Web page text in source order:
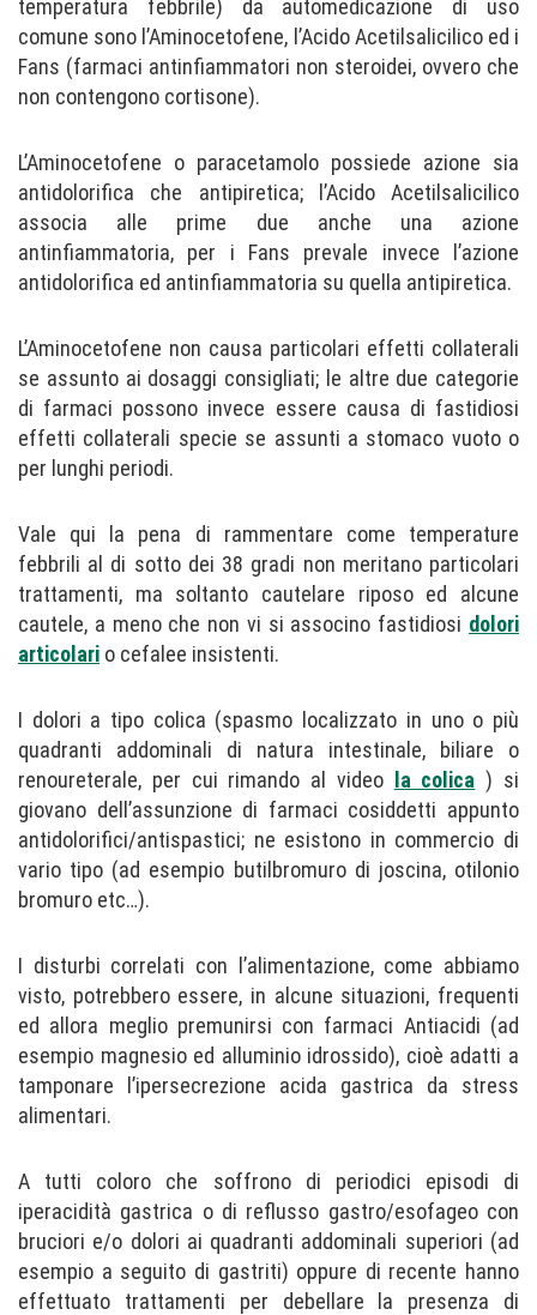
temperatura febbrile) da automedicazione di uso
comune sono l’Aminocetofene, l’Acido Acetilsalicilico ed i
Fans (farmaci antinfiammatori non steroidei, ovvero che
non contengono cortisone).
L’Aminocetofene o paracetamolo possiede azione sia
antidolorifica che antipiretica; l’Acido Acetilsalicilico
associa alle prime due anche una azione
antinfiammatoria, per i Fans prevale invece l’azione
antidolorifica ed antinfiammatoria su quella antipiretica.
L’Aminocetofene non causa particolari effetti collaterali
se assunto ai dosaggi consigliati; le altre due categorie
di farmaci possono invece essere causa di fastidiosi
effetti collaterali specie se assunti a stomaco vuoto o
per lunghi periodi.
Vale qui la pena di rammentare come temperature
febbrili al di sotto dei 38 gradi non meritano particolari
trattamenti, ma soltanto cautelare riposo ed alcune
cautele, a meno che non vi si associno fastidiosi dolori
articolari o cefalee insistenti.
I dolori a tipo colica (spasmo localizzato in uno o più
quadranti addominali di natura intestinale, biliare o
renoureterale, per cui rimando al video
la colica ) si
giovano dell’assunzione di farmaci cosiddetti appunto
antidolorifici/antispastici; ne esistono in commercio di
vario tipo (ad esempio butilbromuro di joscina, otilonio
bromuro etc…).
I disturbi correlati con l’alimentazione, come abbiamo
visto, potrebbero essere, in alcune situazioni, frequenti
ed allora meglio premunirsi con farmaci Antiacidi (ad
esempio magnesio ed alluminio idrossido), cioè adatti a
tamponare l’ipersecrezione acida gastrica da stress
alimentari.
A tutti coloro che soffrono di periodici episodi di
iperacidità gastrica o di reflusso gastro/esofageo con
bruciori e/o dolori ai quadranti addominali superiori (ad
esempio a seguito di gastriti) oppure di recente hanno
effettuato trattamenti per debellare la presenza di